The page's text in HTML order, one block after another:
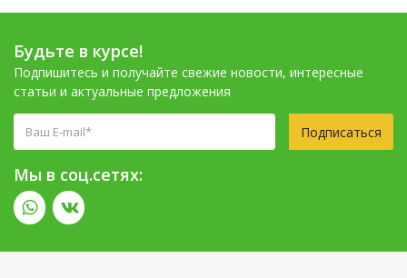
Будьте в курсе!
Подпишитесь и получайте свежие новости, интересные
статьи и актуальные предложения
Подписаться
Мы в соц.сетях: